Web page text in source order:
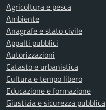
Agricoltura e pesca
Ambiente
Anagrafe e stato civile
Appalti pubblici
Autorizzazioni
Catasto e urbanistica
Cultura e tempo libero
Educazione e formazione
Giustizia e sicurezza pubblica